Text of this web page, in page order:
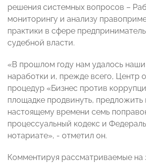
решения системных вопросов –
мониторингу и анализу
практики в сфере
судебной власти.
«В прошлом году нам удалось
наработки и, прежде всего, Центр
процедур «Бизнес против
площадке продвинуть, предложить
настоящему времени семь
процессуальный кодекс и
нотариате», - отметил он.
Комментируя рассматриваемые на